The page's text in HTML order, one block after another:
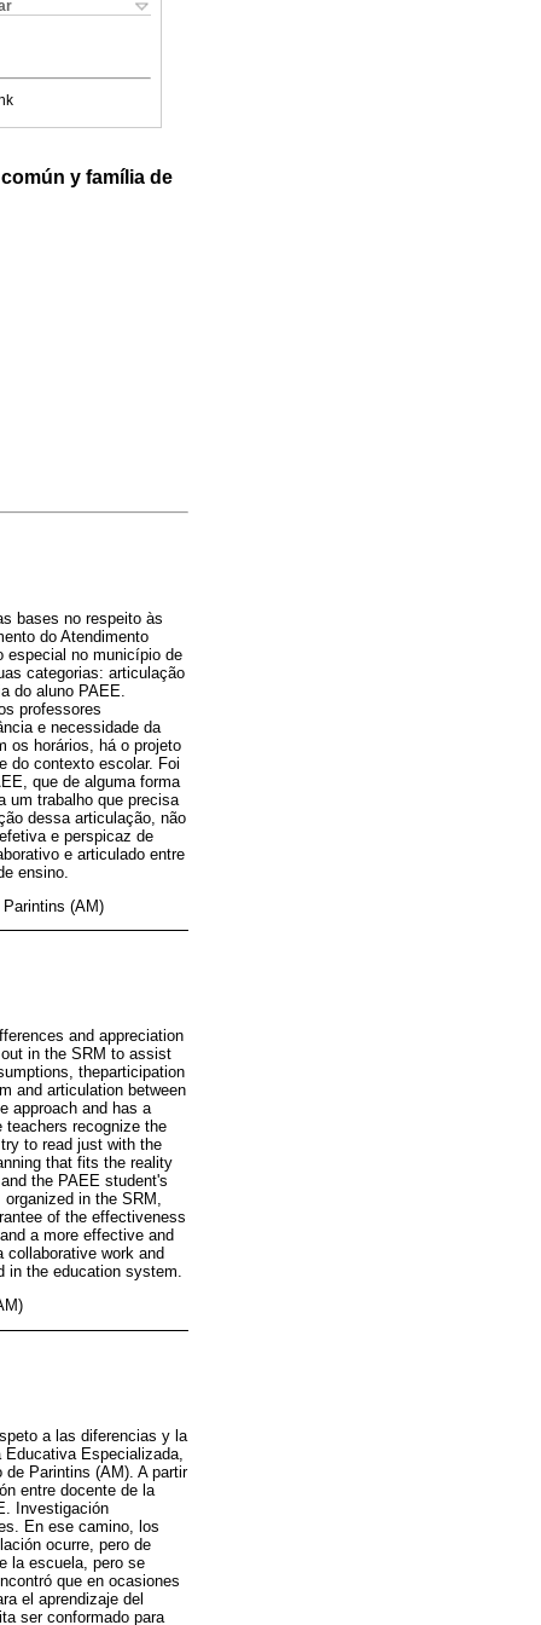
y família de
bases no respeito às
do Atendimento
especial no município de
categorias: articulação
do aluno PAEE.
professores
e necessidade da
os horários, há o projeto
do contexto escolar. Foi
que de alguma forma
um trabalho que precisa
dessa articulação, não
e perspicaz de
e articulado entre
ensino.
(AM)
and appreciation
in the SRM to assist
theparticipation
and articulation between
approach and has a
recognize the
to read just with the
that fits the reality
the PAEE student's
in the SRM,
of the effectiveness
a more effective and
work and
in the education system.
a las diferencias y la
Especializada,
Parintins (AM). A partir
entre docente de la
Investigación
En ese camino, los
ocurre, pero de
la escuela, pero se
que en ocasiones
el aprendizaje del
ser conformado para